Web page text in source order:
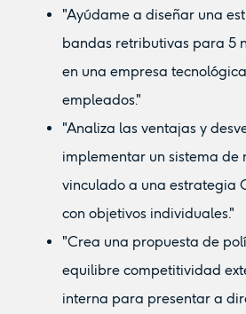
"Ayúdame a diseñar una
bandas retributivas para 5
en una empresa
empleados."
"Analiza las ventajas y
implementar un sistema
vinculado a una estrategia
con objetivos individuales."
"Crea una propuesta de
equilibre competitividad
interna para presentar a